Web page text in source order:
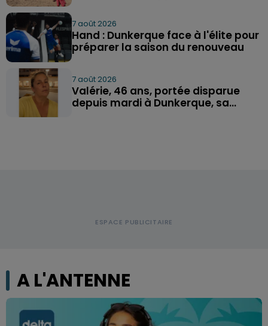
7 août 2026
Hand : Dunkerque face à l'élite pour
préparer la saison du renouveau
7 août 2026
Valérie, 46 ans, portée disparue
depuis mardi à Dunkerque, sa...
A L'ANTENNE